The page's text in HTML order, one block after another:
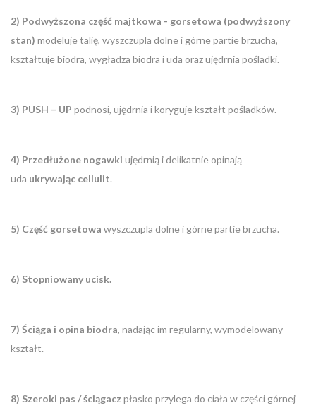
2) Podwyższona część majtkowa - gorsetowa (podwyższony
stan) modeluje talię, wyszczupla dolne i górne partie brzucha,
kształtuje biodra, wygładza biodra i uda oraz ujędrnia pośladki.
3) PUSH – UP podnosi, ujędrnia i koryguje kształt pośladków.
4) Przedłużone nogawki ujędrnią i delikatnie opinają
uda ukrywając cellulit.
5) Część gorsetowa wyszczupla dolne i górne partie brzucha.
6) Stopniowany ucisk.
7) Ściąga i opina biodra, nadając im regularny, wymodelowany
kształt.
8) Szeroki pas / ściągacz płasko przylega do ciała w części górnej